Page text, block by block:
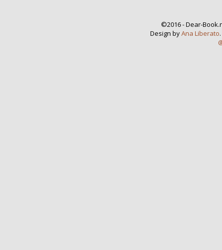
©2016 - Dear-
Design byAna Liberato